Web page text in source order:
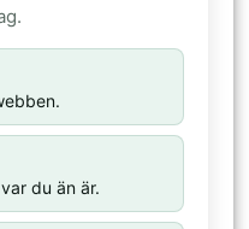
du än är.